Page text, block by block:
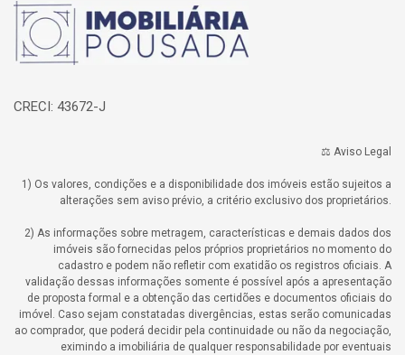
Página inicial
CRECI: 43672-J
⚖️ Aviso Legal
1) Os valores, condições e a disponibilidade dos imóveis estão sujeitos a
alterações sem aviso prévio, a critério exclusivo dos proprietários.
2) As informações sobre metragem, características e demais dados dos
imóveis são fornecidas pelos próprios proprietários no momento do
cadastro e podem não refletir com exatidão os registros oficiais. A
validação dessas informações somente é possível após a apresentação
de proposta formal e a obtenção das certidões e documentos oficiais do
imóvel. Caso sejam constatadas divergências, estas serão comunicadas
ao comprador, que poderá decidir pela continuidade ou não da negociação,
eximindo a imobiliária de qualquer responsabilidade por eventuais